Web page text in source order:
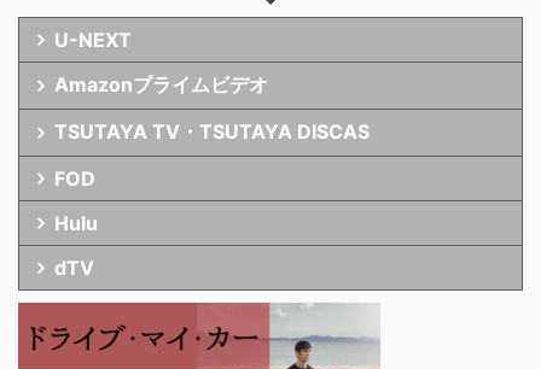
U-NEXT
Amazonプライムビデオ
TSUTAYA TV・TSUTAYA DISCAS
FOD
Hulu
dTV